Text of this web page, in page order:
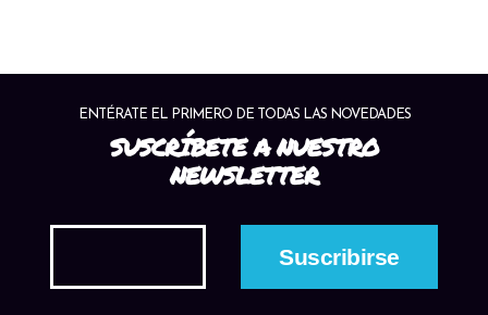
ENTÉRATE EL PRIMERO DE TODAS LAS NOVEDADES
SUSCRÍBETE A NUESTRO
NEWSLETTER